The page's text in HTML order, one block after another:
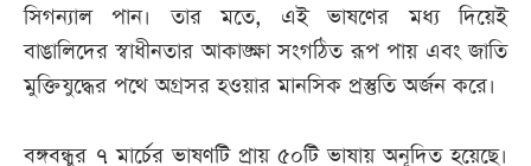
সিগন্যাল পান। তার মতে, এই ভাষণের মধ্য দিয়েই
বাঙালিদের স্বাধীনতার আকাঙ্ক্ষা সংগঠিত রূপ পায় এবং জাতি
মুক্তিযুদ্ধের পথে অগ্রসর হওয়ার মানসিক প্রস্তুতি অর্জন করে।
বঙ্গবন্ধুর ৭ মার্চের ভাষণটি প্রায় ৫০টি ভাষায় অনূদিত হয়েছে।